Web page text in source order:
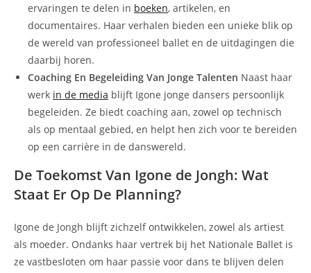
ervaringen te delen in boeken, artikelen, en
documentaires. Haar verhalen bieden een unieke blik op
de wereld van professioneel ballet en de uitdagingen die
daarbij horen.
Coaching En Begeleiding Van Jonge Talenten Naast haar
werk in de media blijft Igone jonge dansers persoonlijk
begeleiden. Ze biedt coaching aan, zowel op technisch
als op mentaal gebied, en helpt hen zich voor te bereiden
op een carrière in de danswereld.
De Toekomst Van Igone de Jongh: Wat
Staat Er Op De Planning?
Igone de Jongh blijft zichzelf ontwikkelen, zowel als artiest
als moeder. Ondanks haar vertrek bij het Nationale Ballet is
ze vastbesloten om haar passie voor dans te blijven delen